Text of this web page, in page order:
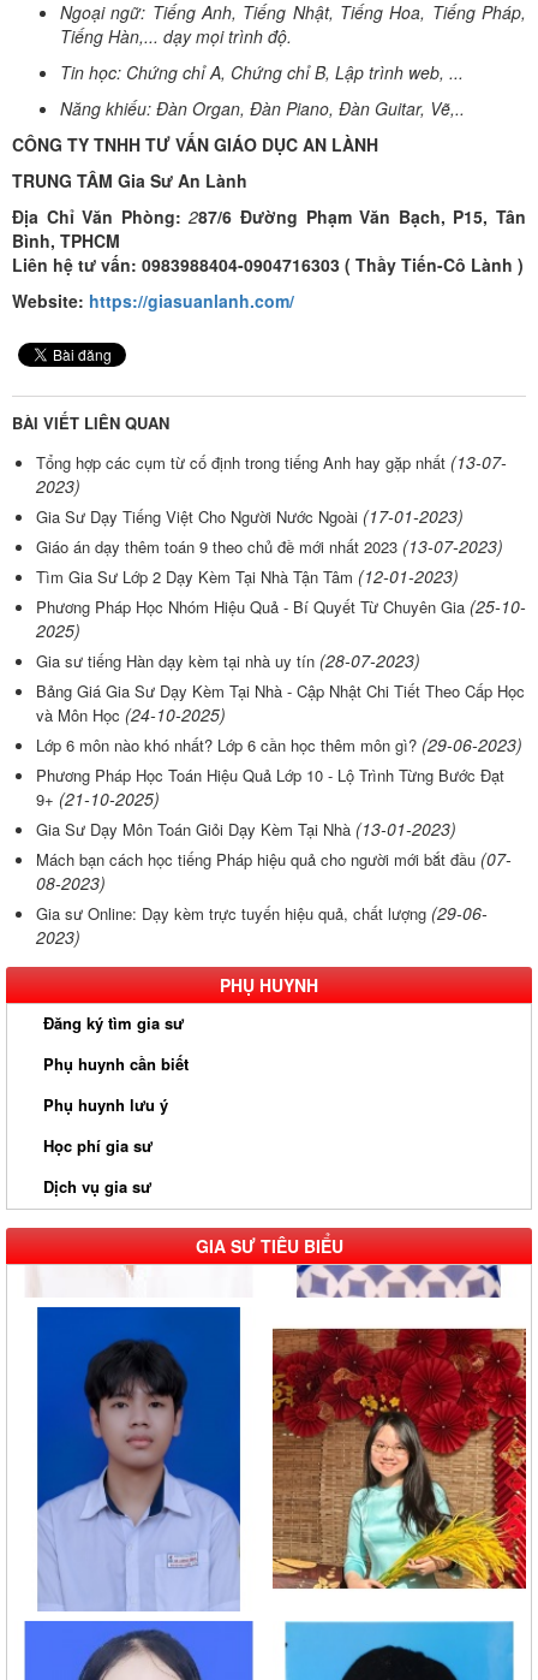
Ngoại ngữ: Tiếng Anh, Tiếng Nhật, Tiếng Hoa, Tiếng Pháp,
Tiếng Hàn,... dạy mọi trình độ.
Tin học: Chứng chỉ A, Chứng chỉ B, Lập trình web, ...
Năng khiếu: Đàn Organ, Đàn Piano, Đàn Guitar, Vẽ,..
CÔNG TY TNHH TƯ VẤN GIÁO DỤC AN LÀNH
TRUNG TÂM Gia Sư An Lành
Địa Chỉ Văn Phòng:287/6 Đường Phạm Văn Bạch, P15, Tân
Bình, TPHCM
Liên hệ tư vấn: 0983988404-0904716303 ( Thầy Tiến-Cô Lành )
Website: https://giasuanlanh.com/
BÀI VIẾT LIÊN QUAN
Tổng hợp các cụm từ cố định trong tiếng Anh hay gặp nhất (13-07-
2023)
Gia Sư Dạy Tiếng Việt Cho Người Nước Ngoài (17-01-2023)
Giáo án dạy thêm toán 9 theo chủ đề mới nhất 2023 (13-07-2023)
Tìm Gia Sư Lớp 2 Dạy Kèm Tại Nhà Tận Tâm (12-01-2023)
Phương Pháp Học Nhóm Hiệu Quả - Bí Quyết Từ Chuyên Gia (25-10-
2025)
Gia sư tiếng Hàn dạy kèm tại nhà uy tín (28-07-2023)
Bảng Giá Gia Sư Dạy Kèm Tại Nhà - Cập Nhật Chi Tiết Theo Cấp Học
và Môn Học (24-10-2025)
Lớp 6 môn nào khó nhất? Lớp 6 cần học thêm môn gì? (29-06-2023)
Phương Pháp Học Toán Hiệu Quả Lớp 10 - Lộ Trình Từng Bước Đạt
9+ (21-10-2025)
Gia Sư Dạy Môn Toán Giỏi Dạy Kèm Tại Nhà (13-01-2023)
Mách bạn cách học tiếng Pháp hiệu quả cho người mới bắt đầu (07-
08-2023)
Gia sư Online: Dạy kèm trực tuyến hiệu quả, chất lượng (29-06-
2023)
PHỤ HUYNH
Đăng ký tìm gia sư
Phụ huynh cần biết
Phụ huynh lưu ý
Học phí gia sư
Dịch vụ gia sư
GIA SƯ TIÊU BIỂU